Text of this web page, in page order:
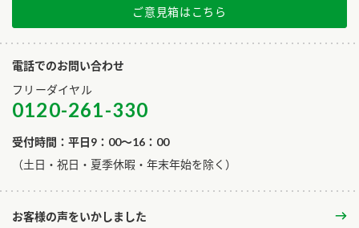
ご意見箱はこちら
電話でのお問い合わせ
フリーダイヤル
0120-261-330
受付時間：平日9：00～16：00
​（土日・祝日・夏季休暇・年末年始を除く）
お客様の声をいかしました